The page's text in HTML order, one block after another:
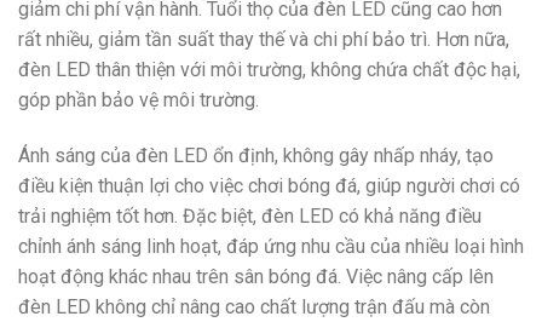
giảm chi phí vận hành. Tuổi thọ của đèn LED cũng cao hơn
rất nhiều, giảm tần suất thay thế và chi phí bảo trì. Hơn nữa,
đèn LED thân thiện với môi trường, không chứa chất độc hại,
góp phần bảo vệ môi trường.
Ánh sáng của đèn LED ổn định, không gây nhấp nháy, tạo
điều kiện thuận lợi cho việc chơi bóng đá, giúp người chơi có
trải nghiệm tốt hơn. Đặc biệt, đèn LED có khả năng điều
chỉnh ánh sáng linh hoạt, đáp ứng nhu cầu của nhiều loại hình
hoạt động khác nhau trên sân bóng đá. Việc nâng cấp lên
đèn LED không chỉ nâng cao chất lượng trận đấu mà còn